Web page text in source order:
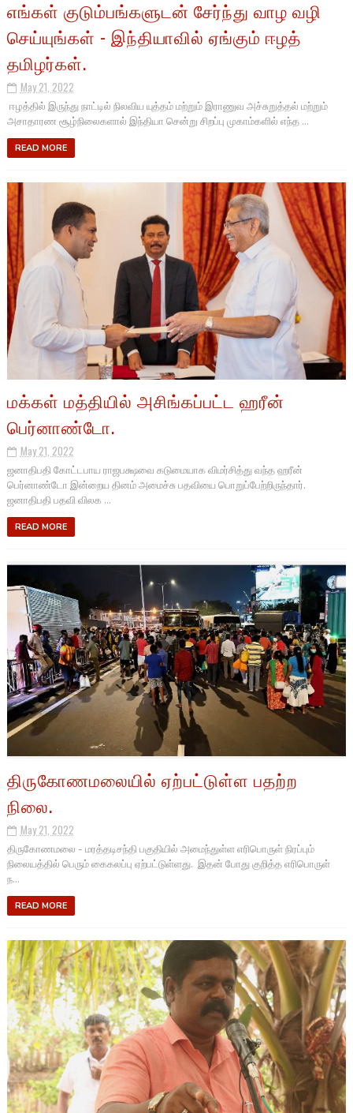
எங்கள் குடும்பங்களுடன் சேர்ந்து வாழ வழி
செய்யுங்கள் - இந்தியாவில் ஏங்கும் ஈழத்
தமிழர்கள்.
May 21, 2022
ஈழத்தில் இருந்து நாட்டில் நிலவிய யுத்தம் மற்றும் இராணுவ அச்சுறுத்தல் மற்றும்
அசாதாரண சூழ்நிலைகளால் இந்தியா சென்று சிறப்பு முகாம்களில் எந்த ...
READ MORE
மக்கள் மத்தியில் அசிங்கப்பட்ட ஹரீன்
பெர்னாண்டோ.
May 21, 2022
ஜனாதிபதி கோட்டபாய ராஜபக்ஷவை கடுமையாக விமர்சித்து வந்த ஹரீன்
பெர்னாண்டோ இன்றைய தினம் அமைச்சு பதவியை பொறுப்பேற்றிருந்தார்.
ஜனாதிபதி பதவி விலக ...
READ MORE
திருகோணமலையில் ஏற்பட்டுள்ள பதற்ற
நிலை.
May 21, 2022
திருகோணமலை - மரத்தடிசந்தி பகுதியில் அமைந்துள்ள எரிபொருள் நிரப்பும்
நிலையத்தில் பெரும் கைகலப்பு ஏற்பட்டுள்ளது. இதன் போது குறித்த எரிபொருள்
ந...
READ MORE